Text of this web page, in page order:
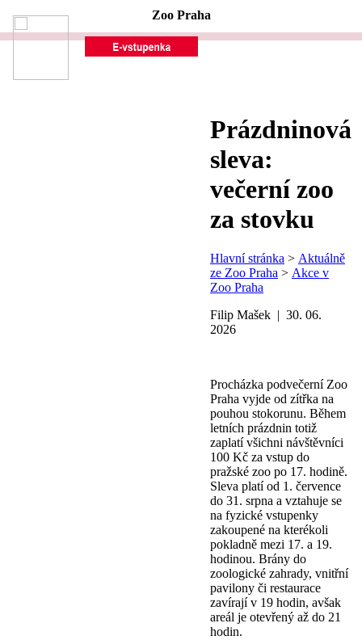
Zoo Praha
Prázdninová
sleva:
večerní zoo
za stovku
Hlavní stránka > Aktuálně
ze Zoo Praha > Akce v
Zoo Praha
Filip Mašek | 30. 06.
2026
Procházka podvečerní Zoo
Praha vyjde od zítřka na
pouhou stokorunu. Během
letních prázdnin totiž
zaplatí všichni návštěvníci
100 Kč za vstup do
pražské zoo po 17. hodině.
Sleva platí od 1. července
do 31. srpna a vztahuje se
na fyzické vstupenky
zakoupené na kterékoli
pokladně mezi 17. a 19.
hodinou. Brány do
zoologické zahrady, vnitřní
pavilony či restaurace
zavírají v 19 hodin, avšak
areál je otevřený až do 21
hodin.